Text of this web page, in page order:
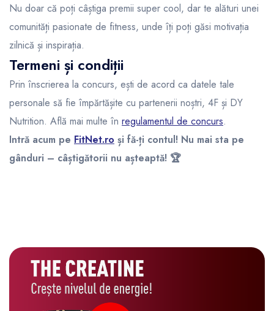
Nu doar că poți câștiga premii super cool, dar te alături unei
comunități pasionate de fitness, unde îți poți găsi motivația
zilnică și inspirația.
Termeni și condiții
Prin înscrierea la concurs, ești de acord ca datele tale
personale să fie împărtășite cu partenerii noștri, 4F și DY
Nutrition. Află mai multe în regulamentul de concurs.
Intră acum pe FitNet.ro și fă-ți contul! Nu mai sta pe
gânduri – câștigătorii nu așteaptă! 🏆